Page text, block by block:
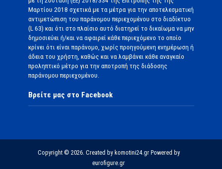
Μαρτίου 2018 σχετικά με τα μέτρα για την αποτελεσματική
αντιμετώπιση του παράνομου περιεχομένου στο διαδίκτυο
(L 63) και ότι στο πλαίσιο αυτό διατηρεί το δικαίωμα να μην
δημοσιεύει ή/και να αφαιρεί κάθε περιεχόμενο το οποίο
κρίνει ότι είναι παράνομο, χωρίς προηγούμενη ενημέρωση ή
άδεια του χρήστη, καθώς και να λαμβάνει κάθε αναγκαίο
προληπτικό μέτρο για την αποτροπή της διάδοσης
παράνομου περιεχομένου.
Βρείτε μας στο Facebook
Copyright © 2026. Created by komotini24.gr Powered by
eurofigure.gr